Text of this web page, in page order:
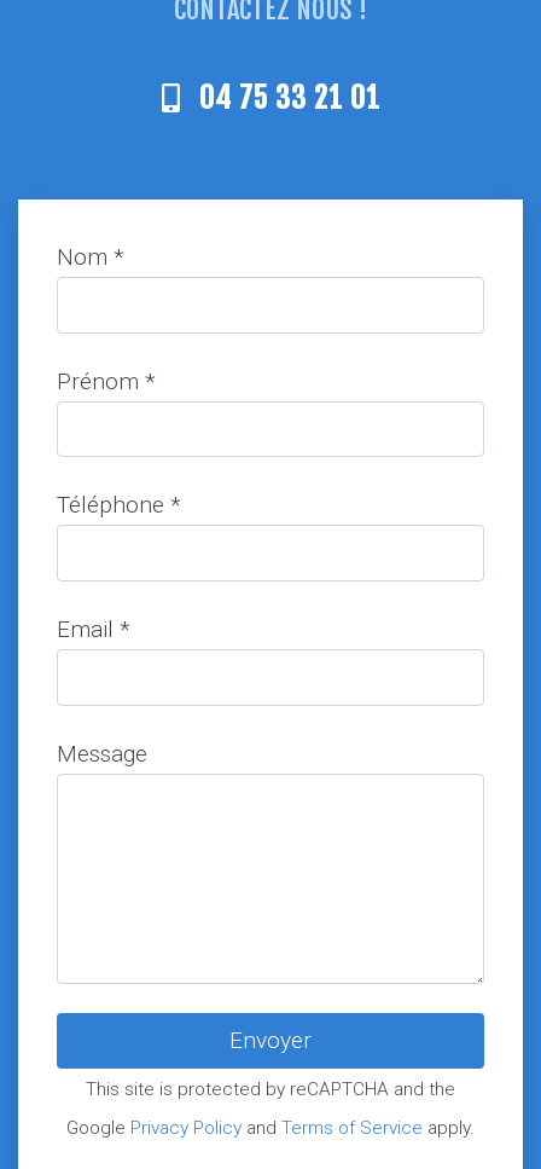
CONTACTEZ NOUS !
04 75 33 21 01
Nom *
Prénom *
Téléphone *
Email *
Message
This site is protected by reCAPTCHA and the
Google Privacy Policy and Terms of Service apply.